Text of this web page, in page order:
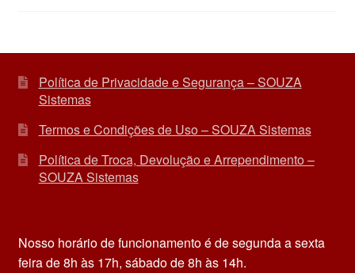
Política de Privacidade e Segurança – SOUZA
Sistemas
Termos e Condições de Uso – SOUZA Sistemas
Política de Troca, Devolução e Arrependimento –
SOUZA Sistemas
Nosso horário de funcionamento é de segunda a sexta
feira de 8h às 17h, sábado de 8h às 14h.